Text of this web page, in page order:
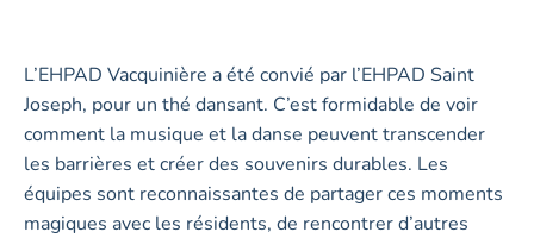
L’EHPAD Vacquinière a été convié par l’EHPAD Saint
Joseph, pour un thé dansant. C’est formidable de voir
comment la musique et la danse peuvent transcender
les barrières et créer des souvenirs durables. Les
équipes sont reconnaissantes de partager ces moments
magiques avec les résidents, de rencontrer d’autres